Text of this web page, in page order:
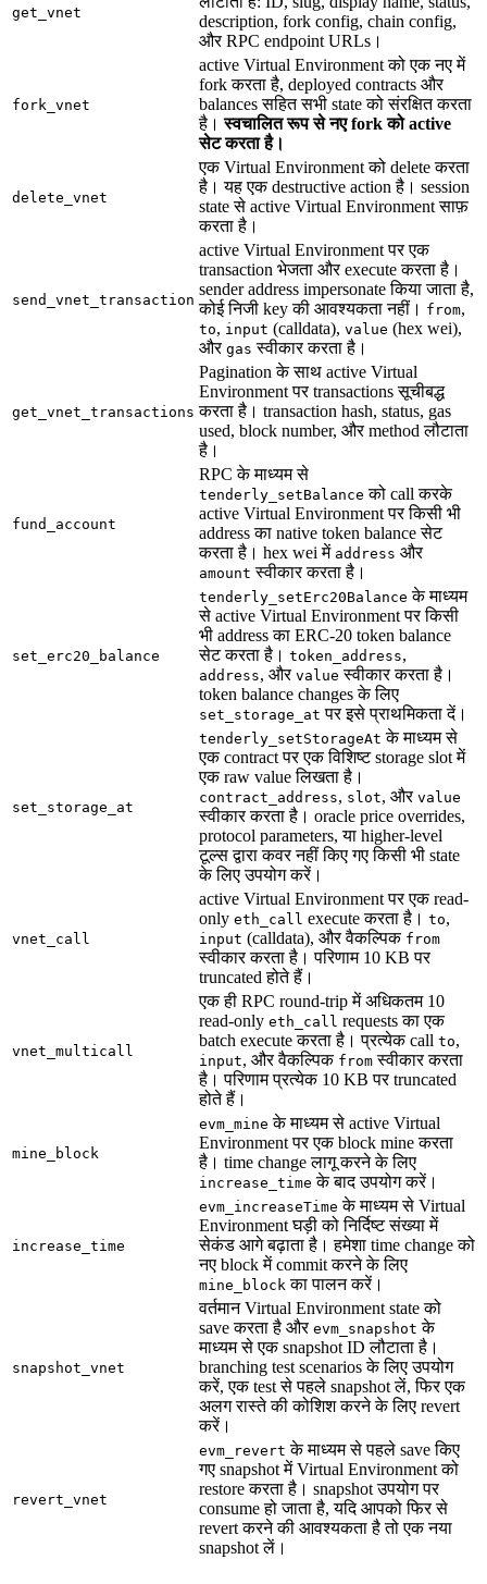
get_vnet
description, fork config, chain config,
और RPC endpoint URLs।
fork_vnet
active Virtual Environment को एक नए में
fork करता है, deployed contracts और
balances सहित सभी state को संरक्षित करता
है।स्वचालित रूप से नए fork को active
सेट करता है।
delete_vnet
एक Virtual Environment को delete करता
है। यह एक destructive action है। session
state से active Virtual Environment साफ़
करता है।
send_vnet_transaction
active Virtual Environment पर एक
transaction भेजता और execute करता है।
sender address impersonate किया जाता है,
कोई निजी key की आवश्यकता नहीं। from,
to, input (calldata), value (hex wei),
और gas स्वीकार करता है।
get_vnet_transactions
Pagination के साथ active Virtual
Environment पर transactions सूचीबद्ध
करता है। transaction hash, status, gas
used, block number, और method लौटाता
है।
fund_account
RPC के माध्यम से
tenderly_setBalance को call करके
active Virtual Environment पर किसी भी
address का native token balance सेट
करता है। hex wei में address और
amount स्वीकार करता है।
set_erc20_balance
tenderly_setErc20Balance के माध्यम
से active Virtual Environment पर किसी
भी address का ERC-20 token balance
सेट करता है। token_address,
address, और value स्वीकार करता है।
token balance changes के लिए
set_storage_at पर इसे प्राथमिकता दें।
set_storage_at
tenderly_setStorageAt के माध्यम से
एक contract पर एक विशिष्ट storage slot में
एक raw value लिखता है।
contract_address, slot, और value
स्वीकार करता है। oracle price overrides,
protocol parameters, या higher-level
टूल्स द्वारा कवर नहीं किए गए किसी भी state
के लिए उपयोग करें।
vnet_call
active Virtual Environment पर एक read-
only eth_call execute करता है। to,
input (calldata), और वैकल्पिक from
स्वीकार करता है। परिणाम 10 KB पर
truncated होते हैं।
vnet_multicall
एक ही RPC round-trip में अधिकतम 10
read-only eth_call requests का एक
batch execute करता है। प्रत्येक call to,
input, और वैकल्पिक from स्वीकार करता
है। परिणाम प्रत्येक 10 KB पर truncated
होते हैं।
mine_block
evm_mine के माध्यम से active Virtual
Environment पर एक block mine करता
है। time change लागू करने के लिए
increase_time के बाद उपयोग करें।
increase_time
evm_increaseTime के माध्यम से Virtual
Environment घड़ी को निर्दिष्ट संख्या में
सेकंड आगे बढ़ाता है। हमेशा time change को
नए block में commit करने के लिए
mine_block का पालन करें।
snapshot_vnet
वर्तमान Virtual Environment state को
save करता है और evm_snapshot के
माध्यम से एक snapshot ID लौटाता है।
branching test scenarios के लिए उपयोग
करें, एक test से पहले snapshot लें, फिर एक
अलग रास्ते की कोशिश करने के लिए revert
करें।
revert_vnet
evm_revert के माध्यम से पहले save किए
गए snapshot में Virtual Environment को
restore करता है। snapshot उपयोग पर
consume हो जाता है, यदि आपको फिर से
revert करने की आवश्यकता है तो एक नया
snapshot लें।